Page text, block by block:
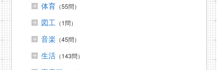
体育（55問）
図工 （1問）
音楽 （45問）
生活（143問）